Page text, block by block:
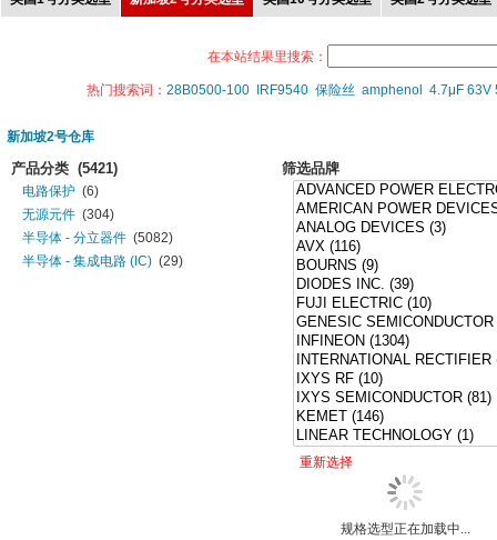
在本站结果里搜索：
热门搜索词： 28B0500-100 IRF9540 保险丝 amphenol 4.7μF 63V
新加坡2号仓库
产品分类 (5421)
电路保护 (6)
无源元件 (304)
半导体 - 分立器件 (5082)
半导体 - 集成电路 (IC) (29)
筛选品牌
重新选择
规格选型正在加载中...